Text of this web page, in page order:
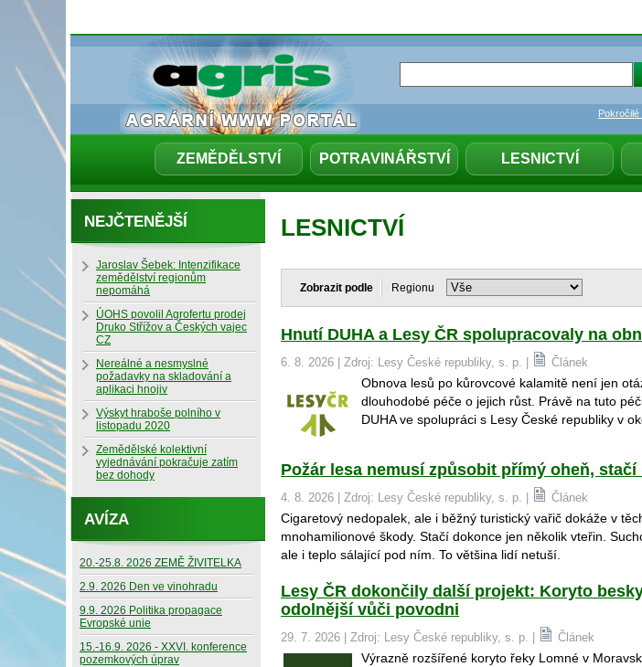
ZEMĚDĚLSTVÍ POTRAVINÁŘSTVÍ LESNICTVÍ
LESNICTVÍ
Zobrazit podle Regionu
Hnutí DUHA a Lesy ČR spolupracovaly na
6. 8. 2026 | Zdroj: Lesy České republiky, s. p. | Článek
Obnova lesů po kůrovcové kalamitě není jen
dlouhodobé péče o jejich růst. Právě na tuto
DUHA ve spolupráci s Lesy České republiky v
Požár lesa nemusí způsobit přímý oheň,
4. 8. 2026 | Zdroj: Lesy České republiky, s. p. | Článek
Cigaretový nedopalek, ale i běžný turistický vařič dokáže v
mnohamilionové škody. Stačí dokonce jen několik vteřin.
ale i teplo sálající pod ním. To většina lidí netuší.
Lesy ČR dokončily další projekt: Koryto
odolnější vůči povodni
29. 7. 2026 | Zdroj: Lesy České republiky, s. p. | Článek
Výrazně rozšířené koryto řeky Lomné v
NEJČTENĚJŠÍ
Jaroslav Šebek: Intenzifikace
zemědělství regionům
nepomáhá
ÚOHS povolil Agrofertu prodej
Druko Střížov a Českých vajec
CZ
Nereálné a nesmyslné
požadavky na skladování a
aplikaci hnojiv
Výskyt hraboše polního v
listopadu 2020
Zemědělské kolektivní
vyjednávání pokračuje zatím
bez dohody
AVÍZA
20.-25.8. 2026 ZEMĚ ŽIVITELKA
2.9. 2026 Den ve vinohradu
9.9. 2026 Politika propagace
Evropské unie
15.-16.9. 2026 - XXVI. konference
pozemkových úprav